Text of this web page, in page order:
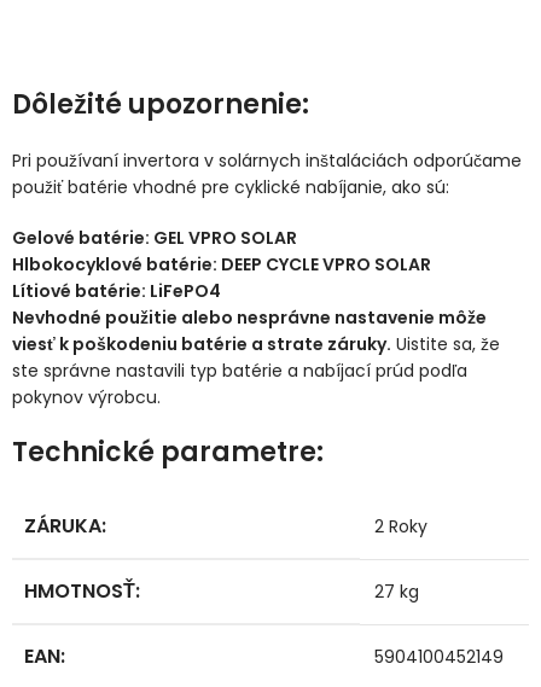
Dôležité upozornenie:
Pri používaní invertora v solárnych inštaláciách odporúčame
použiť batérie vhodné pre cyklické nabíjanie, ako sú:
Gelové batérie: GEL VPRO SOLAR
Hlbokocyklové batérie: DEEP CYCLE VPRO SOLAR
Lítiové batérie: LiFePO4
Nevhodné použitie alebo nesprávne nastavenie môže
viesť k poškodeniu batérie a strate záruky. Uistite sa, že
ste správne nastavili typ batérie a nabíjací prúd podľa
pokynov výrobcu.
Technické parametre:
ZÁRUKA: 2 Roky
HMOTNOSŤ: 27 kg
EAN: 5904100452149